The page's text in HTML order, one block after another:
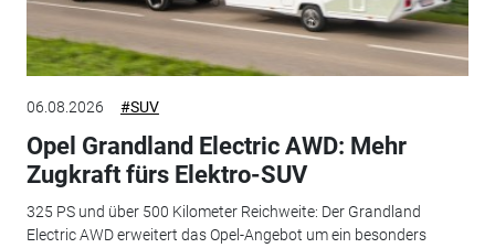
06.08.2026 #SUV
Opel Grandland Electric AWD: Mehr
Zugkraft fürs Elektro-SUV
325 PS und über 500 Kilometer Reichweite: Der Grandland
Electric AWD erweitert das Opel-Angebot um ein besonders